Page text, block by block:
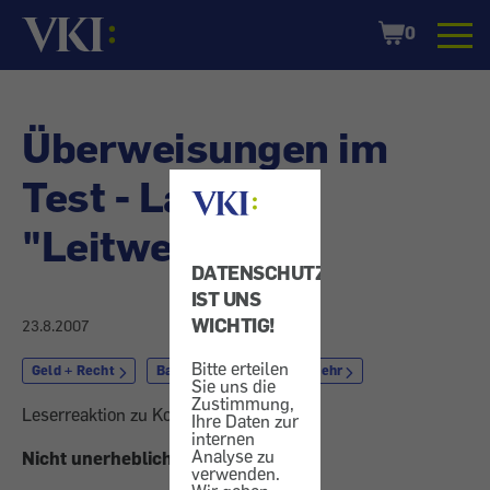
DATENSCHUTZ
IST UNS
WICHTIG!
Bitte erteilen
Sie uns die
Zustimmung,
Ihre Daten zur
internen
Analyse zu
verwenden.
Startseite
Shopping
Cart
0
Überweisungen im
Test - Lange
"Leitwege"
23.8.2007
Geld + Recht Bank Zahlungsverkehr
Leserreaktion zu Konsument 8/2007.
Nicht unerheblicher Zugewinn